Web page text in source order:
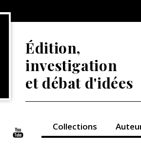
Édition,
investigation
et débat d'idées
Collections